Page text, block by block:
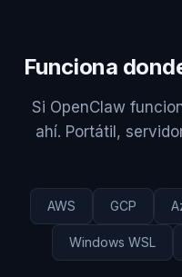
Funciona
Si OpenClaw
ahí. Portátil,
AWS GCP
Windows WSL